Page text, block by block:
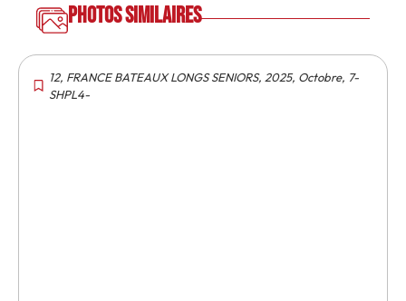
Photos similaires
12, FRANCE BATEAUX LONGS SENIORS, 2025, Octobre, 7-
SHPL4-